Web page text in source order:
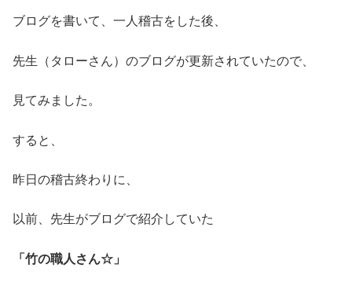
ブログを書いて、一人稽古をした後、
先生（タローさん）のブログが更新されていたので、
見てみました。
すると、
昨日の稽古終わりに、
以前、先生がブログで紹介していた
「竹の職人さん☆」